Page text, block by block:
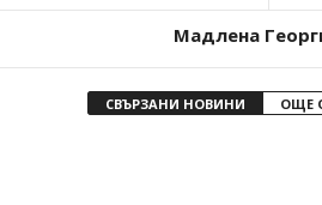
Мадлена
СВЪРЗАНИ НОВИНИ ОЩЕ